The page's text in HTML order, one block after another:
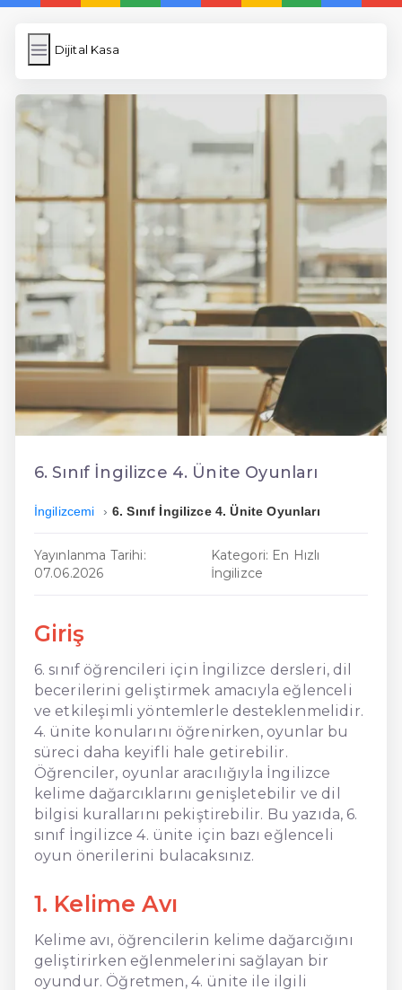
Dijital Kasa
Dijital Kasa
Wordpress Cache
Anasayfa
5 Günde İngilizce
İngilizce
Dil Eğitimi
En Hızlı İngilizce
En Ucuz İngilizce
En Uygun İngilizce
Hızlı İngilizce
6. Sınıf İngilizce 4. Ünite Oyunları
İngilizcemi 6. Sınıf İngilizce 4. Ünite Oyunları
Yayınlanma Tarihi:
07.06.2026
Kategori: En Hızlı
İngilizce
Giriş
6. sınıf öğrencileri için İngilizce dersleri, dil
becerilerini geliştirmek amacıyla eğlenceli
ve etkileşimli yöntemlerle desteklenmelidir.
4. ünite konularını öğrenirken, oyunlar bu
süreci daha keyifli hale getirebilir.
Öğrenciler, oyunlar aracılığıyla İngilizce
kelime dağarcıklarını genişletebilir ve dil
bilgisi kurallarını pekiştirebilir. Bu yazıda, 6.
sınıf İngilizce 4. ünite için bazı eğlenceli
oyun önerilerini bulacaksınız.
1. Kelime Avı
Kelime avı, öğrencilerin kelime dağarcığını
geliştirirken eğlenmelerini sağlayan bir
oyundur. Öğretmen, 4. ünite ile ilgili